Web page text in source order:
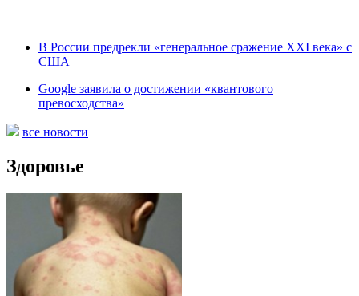
В России предрекли «генеральное сражение XXI века» с
США
Google заявила о достижении «квантового
превосходства»
все новости
Здоровье